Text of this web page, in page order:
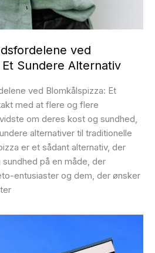
ved
Sundere Alternativ
ved Blomkålspizza: Et
med at flere og flere
om deres kost og sundhed,
alternativer til traditionelle
er et sådant alternativ, der
på en måde, der
entusiaster og dem, der ønsker